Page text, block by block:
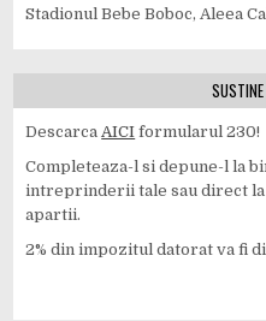
Stadionul Bebe Boboc, Aleea
Descarca AICI formularul 230!
Completeaza-l si depune-l la
intreprinderii tale sau direct la
apartii.
2% din impozitul datorat va fi